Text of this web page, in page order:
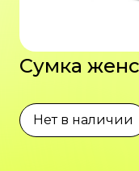
Сумка
Нет в наличии